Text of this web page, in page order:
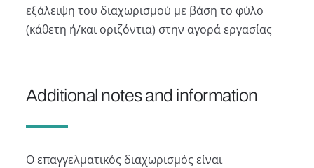
εξάλειψη του διαχωρισμού με βάση το φύλο
(κάθετη ή/και οριζόντια) στην αγορά εργασίας
Additional notes and information
Ο επαγγελµατικός διαχωρισµός είναι